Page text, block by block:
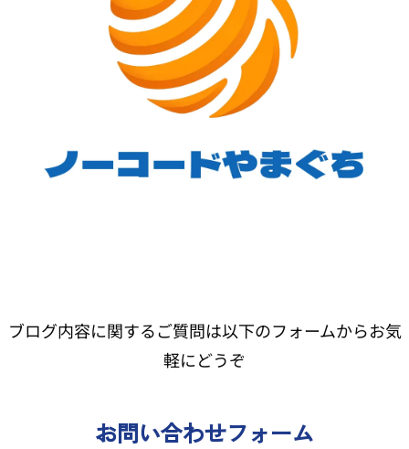
ブログ内容に関するご質問は以下のフォームからお気
軽にどうぞ
お問い合わせフォーム